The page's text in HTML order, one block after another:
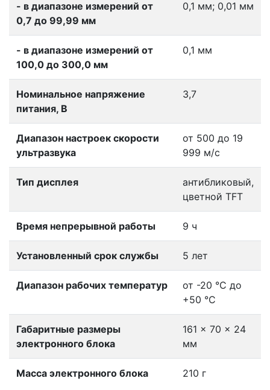
- в диапазоне измерений от
0,7 до 99,99 мм
0,1 мм; 0,01 мм
- в диапазоне измерений от
100,0 до 300,0 мм
0,1 мм
Номинальное напряжение
питания, В
3,7
Диапазон настроек скоpости
yльтpазвyка
от 500 до 19
999 м/с
Тип дисплея
антибликовый,
цветной TFT
Время непрерывной работы 9 ч
Установленный срок службы 5 лет
Диапазон рабочих температур
от -20 °С до
+50 °С
Габаритные размеры
электронного блока
161 × 70 × 24
мм
Масса электронного блока 210 г